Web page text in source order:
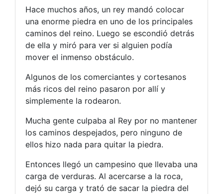
Hace muchos años, un rey mandó colocar
una enorme piedra en uno de los principales
caminos del reino. Luego se escondió detrás
de ella y miró para ver si alguien podía
mover el inmenso obstáculo.
Algunos de los comerciantes y cortesanos
más ricos del reino pasaron por allí y
simplemente la rodearon.
Mucha gente culpaba al Rey por no mantener
los caminos despejados, pero ninguno de
ellos hizo nada para quitar la piedra.
Entonces llegó un campesino que llevaba una
carga de verduras. Al acercarse a la roca,
dejó su carga y trató de sacar la piedra del